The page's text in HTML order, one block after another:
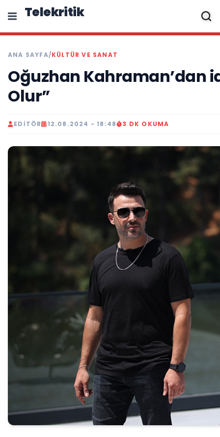
Telekritik
ANA SAYFA/KÜLTÜR VE SANAT
Oğuzhan Kahraman’dan
Olur”
EDITÖR 12.08.2024 - 18:48 3 DK OKUMA